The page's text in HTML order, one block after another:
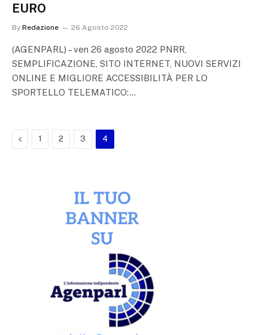
EURO
By Redazione 26 Agosto 2022
(AGENPARL) – ven 26 agosto 2022 PNRR,
SEMPLIFICAZIONE, SITO INTERNET, NUOVI SERVIZI
ONLINE E MIGLIORE ACCESSIBILITÀ PER LO
SPORTELLO TELEMATICO:…
Previous
1 2 3 4